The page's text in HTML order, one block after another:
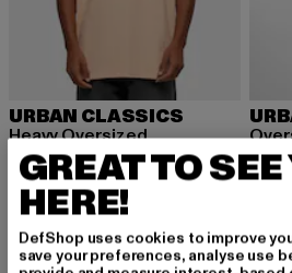
URBAN CLASSICS
Heavy Oversized
15,99 EUR
Ajankohtainen hinta: 15,99 EUR
22,99 EUR Kampanjahinta:18,99
-40% -15%
GREAT TO SEE
HERE!
DefShop uses cookies to improve
save your preferences, analyse use